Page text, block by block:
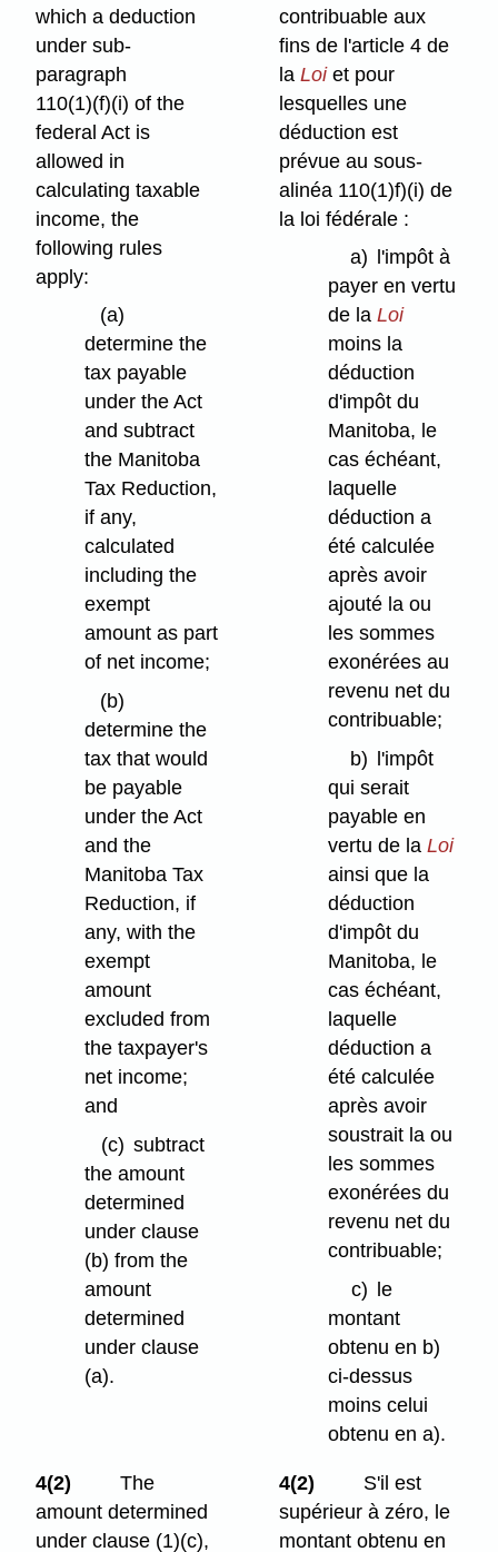
which a deduction
under sub-
paragraph
110(1)⁠(f)⁠(i) of the
federal Act is
allowed in
calculating taxable
income, the
following rules
apply:
(a)
determine the
tax payable
under the Act
and subtract
the Manitoba
Tax Reduction,
if any,
calculated
including the
exempt
amount as part
of net income;
(b)
determine the
tax that would
be payable
under the Act
and the
Manitoba Tax
Reduction, if
any, with the
exempt
amount
excluded from
the taxpayer's
net income;
and
(c) subtract
the amount
determined
under clause
(b) from the
amount
determined
under clause
(a).
contribuable aux
fins de l'article 4 de
laLoiet pour
lesquelles une
déduction est
prévue au sous-
alinéa 110(1)f)⁠(i) de
la loi fédérale :
a)
l'impôt à
payer en vertu
de laLoi
moins la
déduction
d'impôt du
Manitoba, le
cas échéant,
laquelle
déduction a
été calculée
après avoir
ajouté la ou
les sommes
exonérées au
revenu net du
contribuable;
b)
l'impôt
qui serait
payable en
vertu de laLoi
ainsi que la
déduction
d'impôt du
Manitoba, le
cas échéant,
laquelle
déduction a
été calculée
après avoir
soustrait la ou
les sommes
exonérées du
revenu net du
contribuable;
c) le
montant
obtenu en b)
ci-dessus
moins celui
obtenu en a).
4(2)
The
amount determined
under clause (1)⁠(c),
4(2)
S'il est
supérieur à zéro, le
montant obtenu en